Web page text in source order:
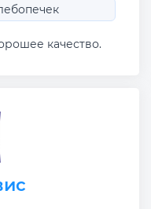
качество.